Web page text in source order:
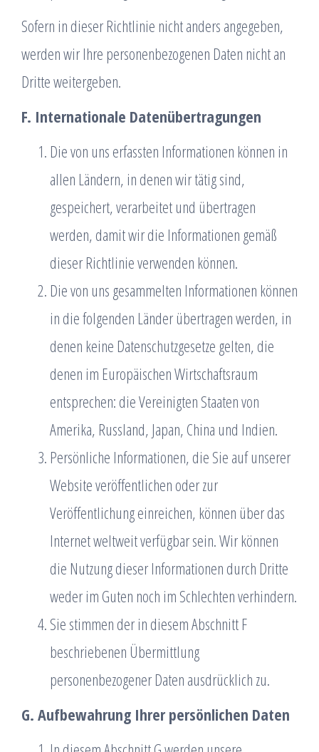
Sofern in dieser Richtlinie nicht anders angegeben,
werden wir Ihre personenbezogenen Daten nicht an
Dritte weitergeben.
F. Internationale Datenübertragungen
Die von uns erfassten Informationen können in
allen Ländern, in denen wir tätig sind,
gespeichert, verarbeitet und übertragen
werden, damit wir die Informationen gemäß
dieser Richtlinie verwenden können.
Die von uns gesammelten Informationen können
in die folgenden Länder übertragen werden, in
denen keine Datenschutzgesetze gelten, die
denen im Europäischen Wirtschaftsraum
entsprechen: die Vereinigten Staaten von
Amerika, Russland, Japan, China und Indien.
Persönliche Informationen, die Sie auf unserer
Website veröffentlichen oder zur
Veröffentlichung einreichen, können über das
Internet weltweit verfügbar sein. Wir können
die Nutzung dieser Informationen durch Dritte
weder im Guten noch im Schlechten verhindern.
Sie stimmen der in diesem Abschnitt F
beschriebenen Übermittlung
personenbezogener Daten ausdrücklich zu.
G. Aufbewahrung Ihrer persönlichen Daten